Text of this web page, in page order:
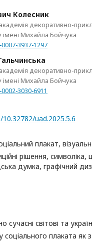
Колесник
декоративно-
імені Михайла Бойчука
3937-1297
декоративно-
імені Михайла Бойчука
3030-6911
uad.2025.5.6
плакат,
рішення, символіка,
думка, графічний
сучасні світові та
соціального плаката як